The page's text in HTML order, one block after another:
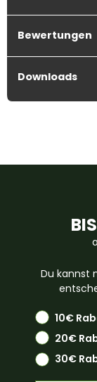
Bewertungen
Downloads
Du kannst
10€
20€
30€